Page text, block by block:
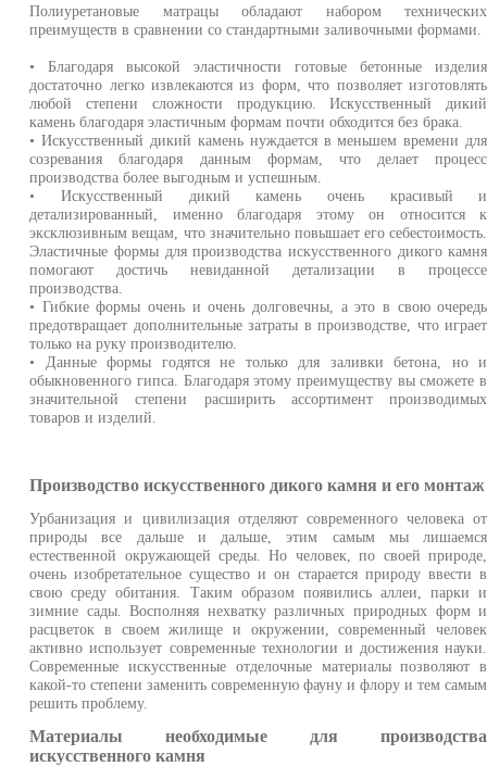
Полиуретановые матрацы обладают набором технических
преимуществ в сравнении со стандартными заливочными формами.
• Благодаря высокой эластичности готовые бетонные изделия
достаточно легко извлекаются из форм, что позволяет изготовлять
любой степени сложности продукцию. Искусственный дикий
камень благодаря эластичным формам почти обходится без брака.
• Искусственный дикий камень нуждается в меньшем времени для
созревания благодаря данным формам, что делает процесс
производства более выгодным и успешным.
• Искусственный дикий камень очень красивый и
детализированный, именно благодаря этому он относится к
эксклюзивным вещам, что значительно повышает его себестоимость.
Эластичные формы для производства искусственного дикого камня
помогают достичь невиданной детализации в процессе
производства.
• Гибкие формы очень и очень долговечны, а это в свою очередь
предотвращает дополнительные затраты в производстве, что играет
только на руку производителю.
• Данные формы годятся не только для заливки бетона, но и
обыкновенного гипса. Благодаря этому преимуществу вы сможете в
значительной степени расширить ассортимент производимых
товаров и изделий.
Производство искусственного дикого камня и его монтаж
Урбанизация и цивилизация отделяют современного человека от
природы все дальше и дальше, этим самым мы лишаемся
естественной окружающей среды. Но человек, по своей природе,
очень изобретательное существо и он старается природу ввести в
свою среду обитания. Таким образом появились аллеи, парки и
зимние сады. Восполняя нехватку различных природных форм и
расцветок в своем жилище и окружении, современный человек
активно использует современные технологии и достижения науки.
Современные искусственные отделочные материалы позволяют в
какой-то степени заменить современную фауну и флору и тем самым
решить проблему.
Материалы необходимые для производства
искусственного камня